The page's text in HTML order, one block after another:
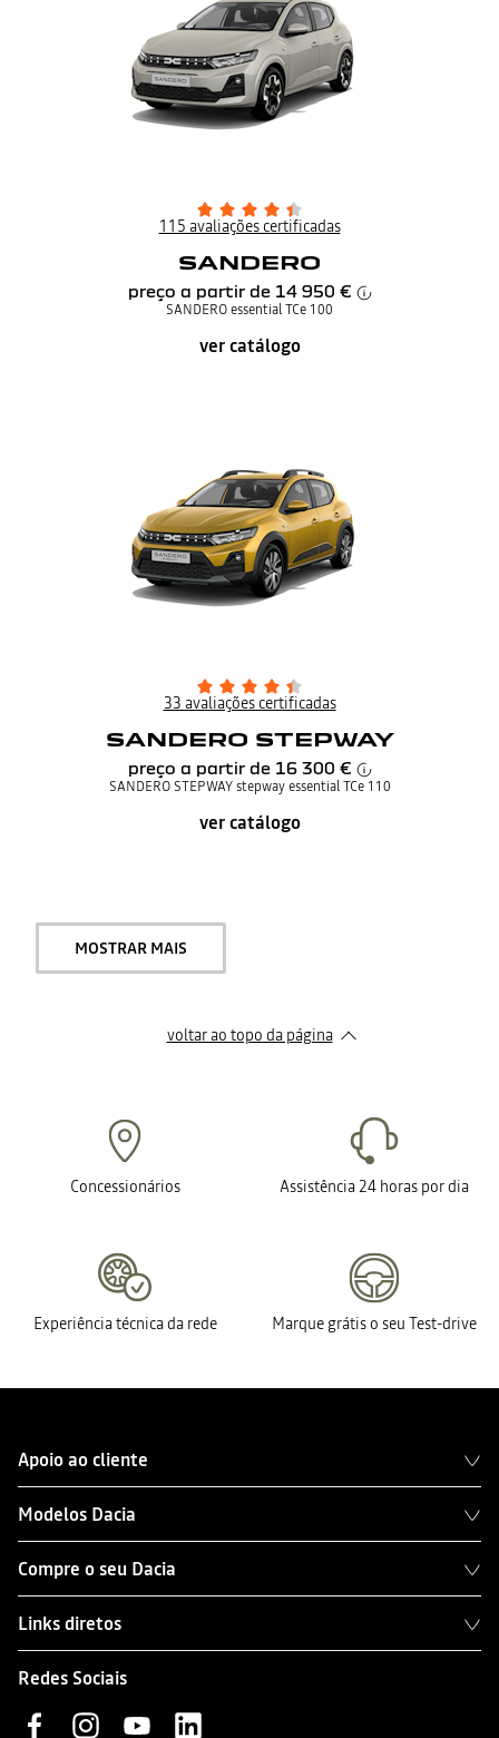
115 avaliações certificadas
SANDERO
preço a partir de 14 950 €
SANDERO essential TCe 100
ver catálogo
33 avaliações certificadas
SANDERO STEPWAY
preço a partir de 16 300 €
SANDERO STEPWAY stepway essential TCe 110
ver catálogo
MOSTRAR MAIS
voltar ao topo da página
Concessionários Assistência 24 horas por dia
Experiência técnica da rede Marque grátis o seu Test-drive
Apoio ao cliente
Modelos Dacia
Compre o seu Dacia
Links diretos
Redes Sociais